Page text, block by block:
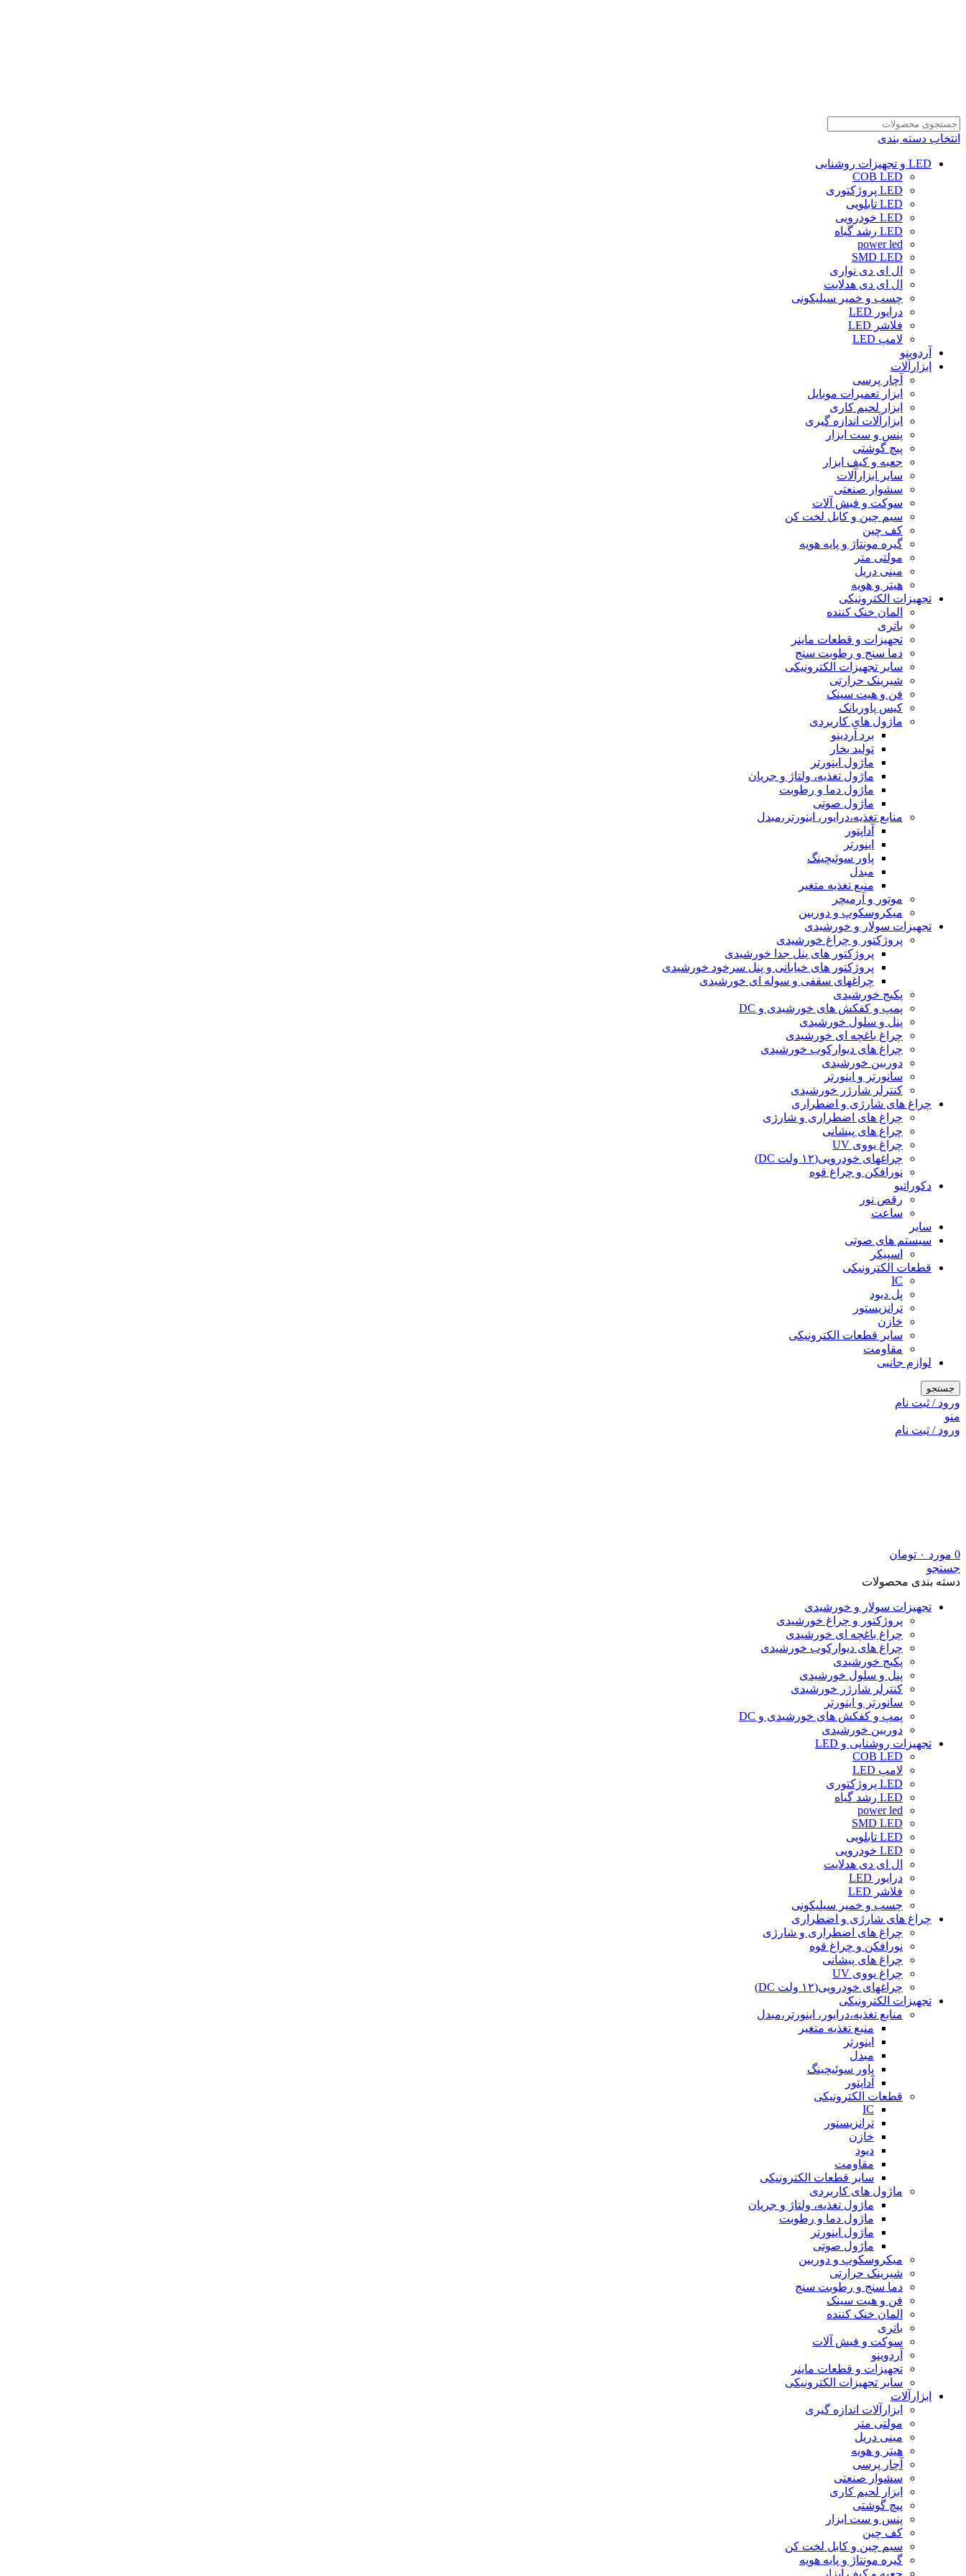
انتخاب دسته بندی
LED و تجهیزات روشنایی
COB LED
LED پروژکتوری
LED تابلویی
LED خودرویی
LED رشد گیاه
power led
SMD LED
ال ای دی نواری
ال ای دی هدلایت
چسب و خمیر سیلیکونی
درایور LED
فلاشر LED
لامپ LED
آردوینو
ابزارآلات
آچار پرسی
ابزار تعمیرات موبایل
ابزار لحیم کاری
ابزارآلات اندازه گیری
پنس و ست ابزار
پیچ گوشتی
جعبه و کیف ابزار
سایر ابزارآلات
سشوار صنعتی
سوکت و فیش آلات
سیم چین و کابل لخت کن
کف چین
گیره مونتاژ و پایه هویه
مولتی متر
مینی دریل
هیتر و هویه
تجهیزات الکترونیکی
المان خنک کننده
باتری
تجهیزات و قطعات ماینر
دما سنج و رطوبت سنج
سایر تجهیزات الکترونیکی
شیرینک حرارتی
فن و هیت سینک
کیس پاوربانک
ماژول های کاربردی
برد آردینو
تولید بخار
ماژول اینورتر
ماژول تغذیه، ولتاژ و جریان
ماژول دما و رطوبت
ماژول صوتی
منابع تغذیه،درایور، اینورتر،مبدل
آداپتور
اینورتر
پاور سوئیچینگ
مبدل
منبع تغذیه متغیر
موتور و آرمیچر
میکروسکوپ و دوربین
تجهیزات سولار و خورشیدی
پروژکتور و چراغ خورشیدی
پروژکتور های پنل جدا خورشیدی
پروژکتور های خیابانی و پنل سرخود خورشیدی
چراغهای سقفی و سوله ای خورشیدی
پکیج خورشیدی
پمپ و کفکش های خورشیدی و DC
پنل و سلول خورشیدی
چراغ باغچه ای خورشیدی
چراغ های دیوارکوب خورشیدی
دوربین خورشیدی
سانورتر و اینورتر
کنترلر شارژر خورشیدی
چراغ های شارژی و اضطراری
چراغ های اضطراری و شارژی
چراغ های پیشانی
چراغ یووی UV
چراغهای خودرویی(۱۲ ولت DC)
نورافکن و چراغ قوه
دکوراتیو
رقص نور
ساعت
سایر
سیستم های صوتی
اسپیکر
قطعات الکترونیکی
IC
پل دیود
ترانزیستور
خازن
سایر قطعات الکترونیکی
مقاومت
لوازم جانبی
جستجو
ورود / ثبت نام
منو
ورود / ثبت نام
0 مورد ۰ تومان
جستجو
دسته بندی محصولات
تجهیزات سولار و خورشیدی
پروژکتور و چراغ خورشیدی
چراغ باغچه ای خورشیدی
چراغ های دیوارکوب خورشیدی
پکیج خورشیدی
پنل و سلول خورشیدی
کنترلر شارژر خورشیدی
سانورتر و اینورتر
پمپ و کفکش های خورشیدی و DC
دوربین خورشیدی
تجهیزات روشنایی و LED
COB LED
لامپ LED
LED پروژکتوری
LED رشد گیاه
power led
SMD LED
LED تابلویی
LED خودرویی
ال ای دی هدلایت
درایور LED
فلاشر LED
چسب و خمیر سیلیکونی
چراغ های شارژی و اضطراری
چراغ های اضطراری و شارژی
نورافکن و چراغ قوه
چراغ های پیشانی
چراغ یووی UV
چراغهای خودرویی(۱۲ ولت DC)
تجهیزات الکترونیکی
منابع تغذیه،درایور، اینورتر،مبدل
منبع تغذیه متغیر
اینورتر
مبدل
پاور سوئیچینگ
آداپتور
قطعات الکترونیکی
IC
ترانزیستور
خازن
دیود
مقاومت
سایر قطعات الکترونیکی
ماژول های کاربردی
ماژول تغذیه، ولتاژ و جریان
ماژول دما و رطوبت
ماژول اینورتر
ماژول صوتی
میکروسکوپ و دوربین
شیرینک حرارتی
دما سنج و رطوبت سنج
فن و هیت سینک
المان خنک کننده
باتری
سوکت و فیش آلات
آردوینو
تجهیزات و قطعات ماینر
سایر تجهیزات الکترونیکی
ابزارآلات
ابزارآلات اندازه گیری
مولتی متر
مینی دریل
هیتر و هویه
آچار پرسی
سشوار صنعتی
ابزار لحیم کاری
پیچ گوشتی
پنس و ست ابزار
کف چین
سیم چین و کابل لخت کن
گیره مونتاژ و پایه هویه
جعبه و کیف ابزار